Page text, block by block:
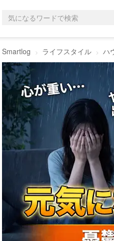
Smartlog ライフスタイル ハ